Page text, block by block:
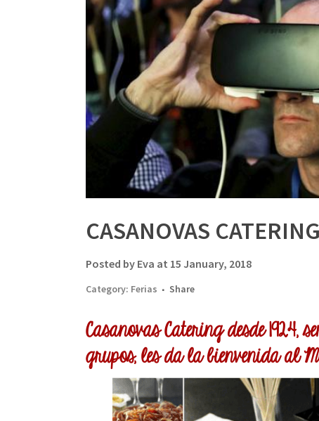
CASANOVAS
Posted by Eva at 15 January, 2018
Category: Ferias Share
Casanovas Catering desde
grupos, les da la bienvenida al